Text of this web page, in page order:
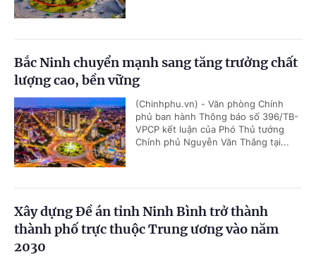
Bắc Ninh chuyển mạnh sang tăng trưởng chất
lượng cao, bền vững
(Chinhphu.vn) - Văn phòng Chính
phủ ban hành Thông báo số 396/TB-
VPCP kết luận của Phó Thủ tướng
Chính phủ Nguyễn Văn Thắng tại...
Xây dựng Đề án tỉnh Ninh Bình trở thành
thành phố trực thuộc Trung ương vào năm
2030